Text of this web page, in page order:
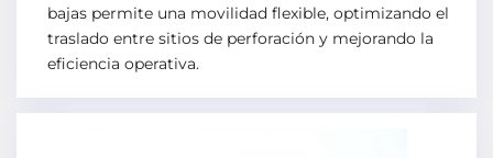
bajas permite una movilidad flexible, optimizando el
traslado entre sitios de perforación y mejorando la
eficiencia operativa.